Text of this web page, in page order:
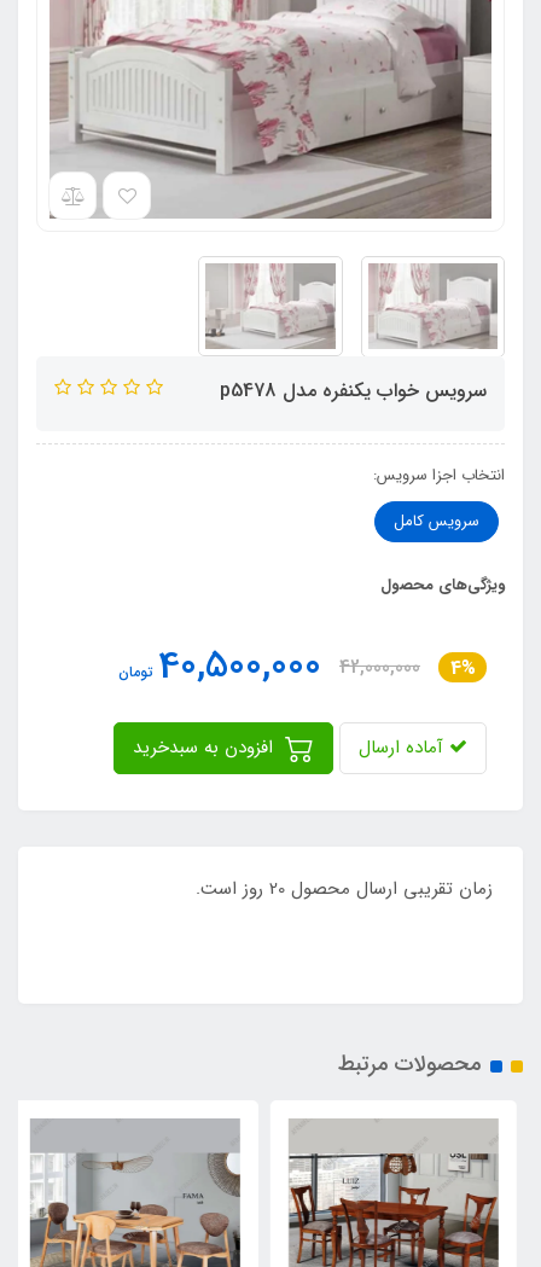
سرویس خواب یکنفره مدل p5478
انتخاب اجزا سرویس:
سرویس کامل
ویژگی‌های محصول
4%
42,000,000
40,500,000 تومان
آماده ارسال
زمان تقریبی ارسال محصول 20 روز است.
محصولات مرتبط